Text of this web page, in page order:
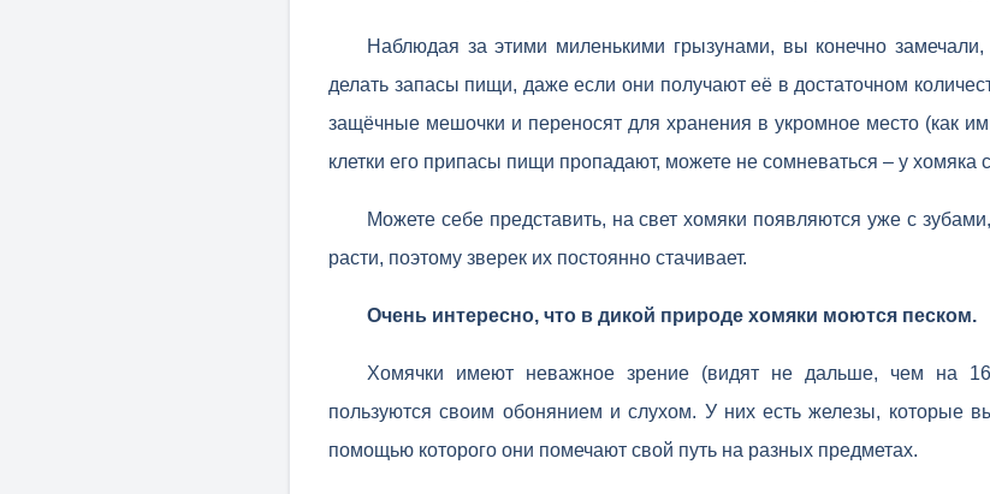
Наблюдая за этими миленькими грызунами, вы конечно
делать запасы пищи, даже если они получают её в достаточном
защёчные мешочки и переносят для хранения в укромное место (как
клетки его припасы пищи пропадают, можете не сомневаться – у хомяка
Можете себе представить, на свет хомяки появляются уже с
расти, поэтому зверек их постоянно стачивает.
Очень интересно, что в дикой природе хомяки моются песком.
Хомячки имеют неважное зрение (видят не дальше, чем на
пользуются своим обонянием и слухом. У них есть железы, которые
помощью которого они помечают свой путь на разных предметах.